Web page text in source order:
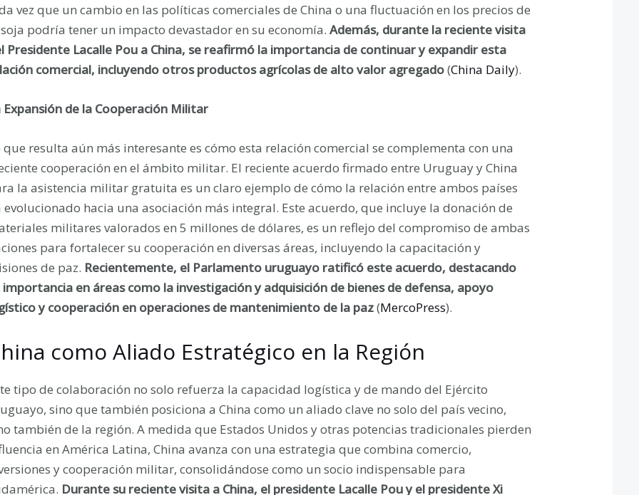
vez que un cambio en las políticas comerciales de China o una fluctuación en los precios de
podría tener un impacto devastador en su economía. Además, durante la reciente visita
Presidente Lacalle Pou a China, se reafirmó la importancia de continuar y expandir esta
comercial, incluyendo otros productos agrícolas de alto valor agregado​ (China Daily).
Expansión de la Cooperación Militar
que resulta aún más interesante es cómo esta relación comercial se complementa con una
cooperación en el ámbito militar. El reciente acuerdo firmado entre Uruguay y China
la asistencia militar gratuita es un claro ejemplo de cómo la relación entre ambos países
evolucionado hacia una asociación más integral. Este acuerdo, que incluye la donación de
militares valorados en 5 millones de dólares, es un reflejo del compromiso de ambas
para fortalecer su cooperación en diversas áreas, incluyendo la capacitación y
de paz. Recientemente, el Parlamento uruguayo ratificó este acuerdo, destacando
importancia en áreas como la investigación y adquisición de bienes de defensa, apoyo
y cooperación en operaciones de mantenimiento de la paz​ (MercoPress).
como Aliado Estratégico en la Región
tipo de colaboración no solo refuerza la capacidad logística y de mando del Ejército
sino que también posiciona a China como un aliado clave no solo del país vecino,
también de la región. A medida que Estados Unidos y otras potencias tradicionales pierden
en América Latina, China avanza con una estrategia que combina comercio,
y cooperación militar, consolidándose como un socio indispensable para
Durante su reciente visita a China, el presidente Lacalle Pou y el presidente Xi